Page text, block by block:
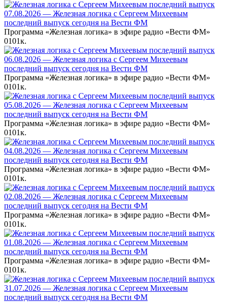
07.08.2026 — Железная логика с Сергеем Михеевым
последний выпуск сегодня на Вести ФМ
Программа «Железная логика» в эфире радио «Вести ФМ»
0101к.
06.08.2026 — Железная логика с Сергеем Михеевым
последний выпуск сегодня на Вести ФМ
Программа «Железная логика» в эфире радио «Вести ФМ»
0101к.
05.08.2026 — Железная логика с Сергеем Михеевым
последний выпуск сегодня на Вести ФМ
Программа «Железная логика» в эфире радио «Вести ФМ»
0101к.
04.08.2026 — Железная логика с Сергеем Михеевым
последний выпуск сегодня на Вести ФМ
Программа «Железная логика» в эфире радио «Вести ФМ»
0101к.
02.08.2026 — Железная логика с Сергеем Михеевым
последний выпуск сегодня на Вести ФМ
Программа «Железная логика» в эфире радио «Вести ФМ»
0101к.
01.08.2026 — Железная логика с Сергеем Михеевым
последний выпуск сегодня на Вести ФМ
Программа «Железная логика» в эфире радио «Вести ФМ»
0101к.
31.07.2026 — Железная логика с Сергеем Михеевым
последний выпуск сегодня на Вести ФМ